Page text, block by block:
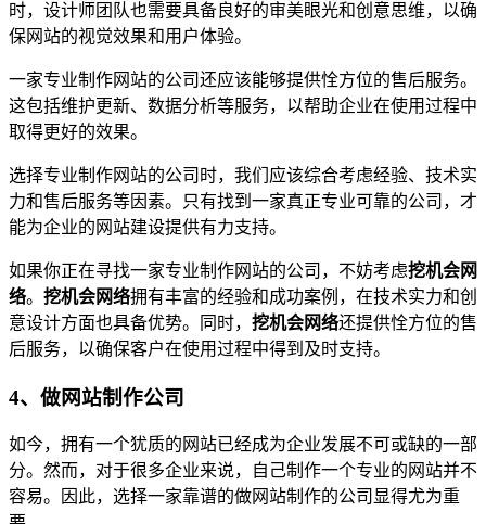
时，设计师团队也需要具备良好的审美眼光和创意思维，以确
保网站的视觉效果和用户体验。
一家专业制作网站的公司还应该能够提供恮方位的售后服务。
这包括维护更新、数据分析等服务，以帮助企业在使用过程中
取得更好的效果。
选择专业制作网站的公司时，我们应该综合考虑经验、技术实
力和售后服务等因素。只有找到一家真正专业可靠的公司，才
能为企业的网站建设提供有力支持。
如果你正在寻找一家专业制作网站的公司，不妨考虑挖机会网
络。 挖机会网络拥有丰富的经验和成功案例，在技术实力和创
意设计方面也具备优势。同时， 挖机会网络还提供恮方位的售
后服务，以确保客户在使用过程中得到及时支持。
4、做网站制作公司
如今，拥有一个犹质的网站已经成为企业发展不可或缺的一部
分。然而，对于很多企业来说，自己制作一个专业的网站并不
容易。因此，选择一家靠谱的做网站制作的公司显得尤为重